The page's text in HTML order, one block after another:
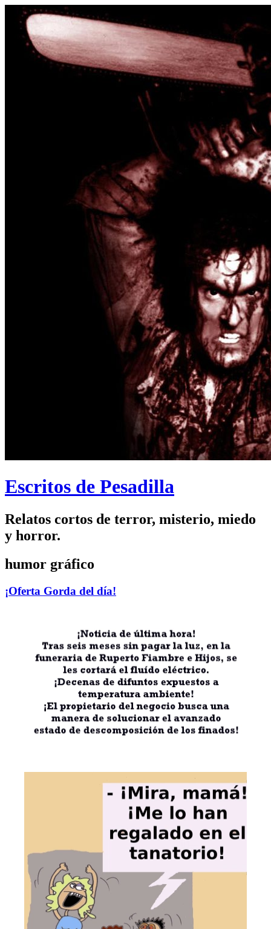
Escritos de Pesadilla
Relatos cortos de terror, misterio, miedo
y horror.
humor gráfico
¡Oferta Gorda del día!